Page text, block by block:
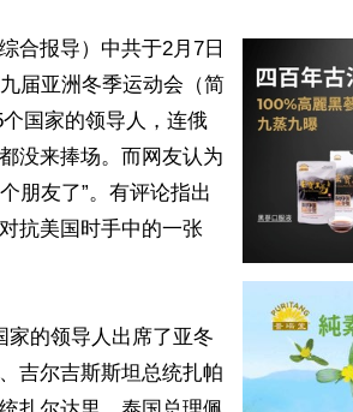
综合报导）中共于2月7日
届亚洲冬季运动会（简
国家的领导人，连俄
没来捧场。而网友认为
朋友了”。有评论指出
抗美国时手中的一张
家的领导人出席了亚冬
吉尔吉斯斯坦总统扎帕